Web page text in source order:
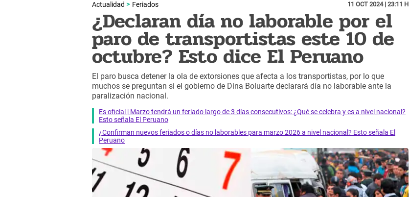
Actualidad Feriados 11 OCT 2024 | 23:11 H
¿Declaran día no laborable por el
paro de transportistas este 10 de
octubre? Esto dice El Peruano
El paro busca detener la ola de extorsiones que afecta a los transportistas, por lo que
muchos se preguntan si el gobierno de Dina Boluarte declarará día no laborable ante la
paralización nacional.
Es oficial | Marzo tendrá un feriado largo de 3 días consecutivos: ¿Qué se celebra y es a nivel nacional?
Esto señala El Peruano
¿Confirman nuevos feriados o días no laborables para marzo 2026 a nivel nacional? Esto señala El
Peruano